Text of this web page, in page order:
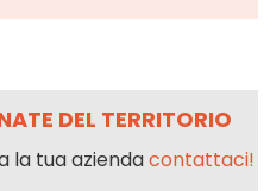
DEL TERRITORIO
la tua aziendacontattaci!